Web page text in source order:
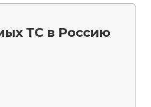
ТС в Россию